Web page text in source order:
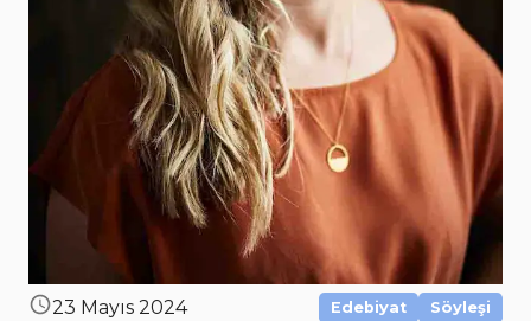
23 Mayıs 2024 Edebiyat Söyleşi